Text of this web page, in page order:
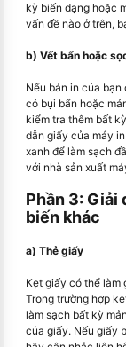
kỳ biến dạng hoặc
vấn đề nào ở trên,
b) Vết bẩn hoặc
Nếu bản in của
có bụi bẩn hoặc
kiểm tra thêm bất
dẫn giấy của máy
xanh để làm sạch
với nhà sản xuất
Phần 3: Giải
biến khác
a) Thẻ giấy
Kẹt giấy có thể làm
Trong trường hợp
làm sạch bất kỳ
của giấy. Nếu giấy